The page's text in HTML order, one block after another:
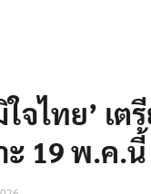
ใจไทย’ เ
ะ 19 พ.ค.